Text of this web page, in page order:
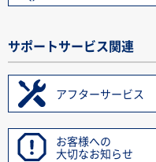
サポートサービス関連
アフターサービス
お客様への
大切なお知らせ